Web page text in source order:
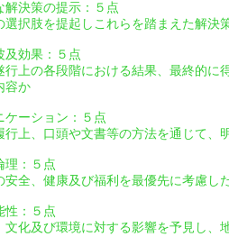
決策の提示：５点
肢を提起しこれらを踏まえた解決
効果：５点
の各段階における結果、最終的に
容か
ーション：５点
、口頭や文書等の方法を通じて、
：５点
、健康及び福利を最優先に考慮し
：５点
及び環境に対する影響を予見し、